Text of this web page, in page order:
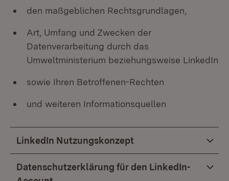
den maßgeblichen Rechtsgrundlagen,
Art, Umfang und Zwecken der
Datenverarbeitung durch das
Umweltministerium beziehungsweise LinkedIn
sowie Ihren Betroffenen-Rechten
und weiteren Informationsquellen
LinkedIn Nutzungskonzept
Datenschutzerklärung für den LinkedIn-